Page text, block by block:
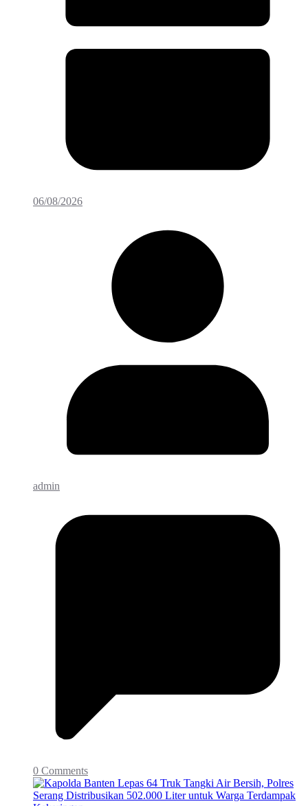
06/08/2026
admin
0 Comments